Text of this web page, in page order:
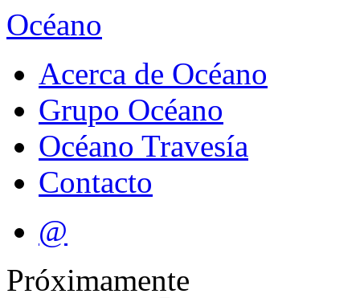
Océano
Acerca de Océano
Grupo Océano
Océano Travesía
Contacto
@
Próximamente